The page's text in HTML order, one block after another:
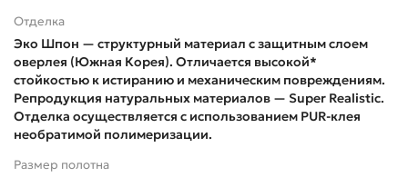
Отделка
Эко Шпон — структурный материал с защитным слоем
оверлея (Южная Корея). Отличается высокой*
стойкостью к истиранию и механическим повреждениям.
Репродукция натуральных материалов — Super Realistic.
Отделка осуществляется с использованием PUR-клея
необратимой полимеризации.
Размер полотна